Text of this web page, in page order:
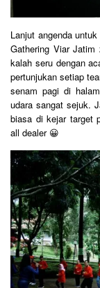
Lanjut angenda
Gathering Viar
kalah seru dengan
pertunjukan setiap
senam pagi di
udara sangat sejuk.
biasa di kejar target
all dealer 😀